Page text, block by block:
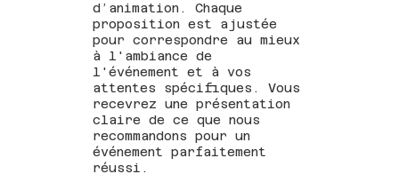
d’animation. Chaque
proposition est ajustée
pour correspondre au mieux
à l'ambiance de
l'événement et à vos
attentes spécifiques. Vous
recevrez une présentation
claire de ce que nous
recommandons pour un
événement parfaitement
réussi.